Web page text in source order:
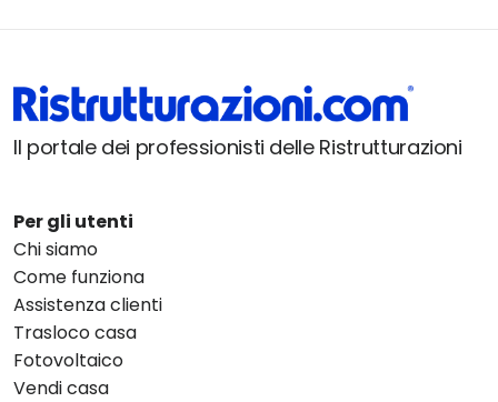
Il portale dei professionisti delle Ristrutturazioni
Per gli utenti
Chi siamo
Come funziona
Assistenza clienti
Trasloco casa
Fotovoltaico
Vendi casa